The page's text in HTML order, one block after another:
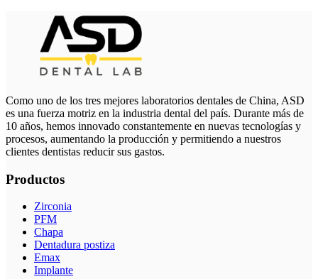
Como uno de los tres mejores laboratorios dentales de China, ASD
es una fuerza motriz en la industria dental del país. Durante más de
10 años, hemos innovado constantemente en nuevas tecnologías y
procesos, aumentando la producción y permitiendo a nuestros
clientes dentistas reducir sus gastos.
Productos
Zirconia
PFM
Chapa
Dentadura postiza
Emax
Implante